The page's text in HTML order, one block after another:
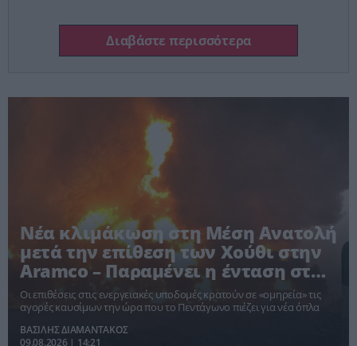
Διαβάστε περισσότερα
Νέα κλιμάκωση στη Μέση Ανατολή
μετά την επίθεση των Χούθι στην
Aramco – Παραμένει η ένταση στα
Στενά του Ορμούζ
Οι επιθέσεις στις ενεργειακές υποδομές κρατούν σε «ομηρεία» τις
αγορές καυσίμων την ώρα που το Πεντάγωνο πιέζει για νέα όπλα
ΒΑΣΙΛΗΣ ΔΙΑΜΑΝΤΑΚΟΣ
09.08.2026 | 14:21